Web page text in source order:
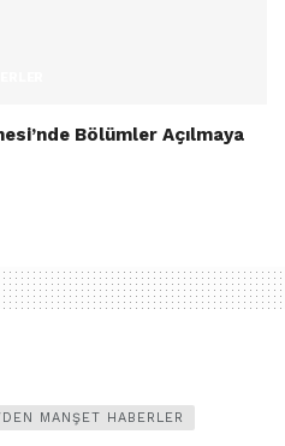
Bölümler Açılmaya
MANŞET HABERLER